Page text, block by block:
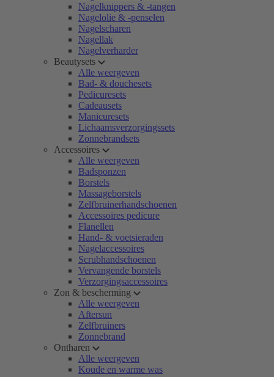
Nagelknippers & -tangen
Nagelolie & -penselen
Nagelscharen
Nagellak
Nagelverharder
Beautysets
Alle weergeven
Bad- & douchesets
Pedicuresets
Cadeausets
Manicuresets
Lichaamsverzorgingssets
Zonnebrandsets
Accessoires
Alle weergeven
Badsponzen
Borstels
Massageborstels
Zelfbruinerhandschoenen
Accessoires pedicure
Flanellen
Hand- & voetsieraden
Nagelaccessoires
Scrubhandschoenen
Vervangende borstels
Verzorgingsaccessoires
Zon & bescherming
Alle weergeven
Aftersun
Zelfbruiners
Zonnebrand
Ontharen
Alle weergeven
Koude en warme was